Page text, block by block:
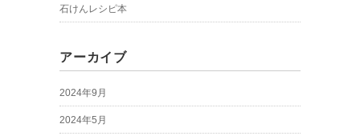
石けんレシピ本
アーカイブ
2024年9月
2024年5月